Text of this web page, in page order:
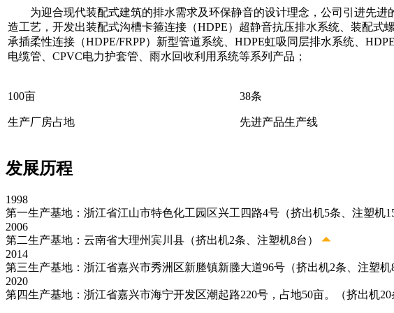
为迎合现代装配式建筑的排水需求及环保静音的设计理念，公司引进先进
造工艺，开发出装配式沟槽卡箍连接（HDPE）超静音抗压排水系统、装配式
承插柔性连接（HDPE/FRPP）新型管道系统、HDPE虹吸同层排水系统、
电缆管、CPVC电力护套管、雨水回收利用系统等系列产品；
100亩
生产厂房占地
38条
先进产品生产线
发展历程
1998
第一生产基地：浙江省江山市特色化工园区兴工四路4号（挤出机5条、注塑机
2006
第二生产基地：云南省大理州宾川县（挤出机2条、注塑机8台）
2014
第三生产基地：浙江省嘉兴市秀洲区新塍镇新塍大道96号（挤出机2条、注塑机
2020
第四生产基地：浙江省嘉兴市海宁开发区潮起路220号，占地50亩。（挤出机20